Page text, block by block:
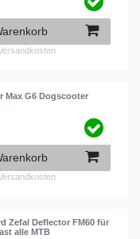
Max G6 Dogscooter
Zefal Deflector FM60 für
alle MTB